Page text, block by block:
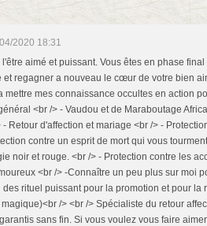
2020 18:31
aimé et puissant. Vous êtes en phase
et regagner a nouveau le cœur de votre bien
mettre mes connaissance occultes en action
<br /> - Vaudou et de Maraboutage
Retour d'affection et mariage <br /> -
contre un esprit de mort qui vous
noir et rouge. <br /> - Protection contre les
<br /> -Connaître un peu plus sur moi
rituel puissant pour la promotion et pour la
/> <br /> Spécialiste du retour
sans fin. Si vous voulez vous faire